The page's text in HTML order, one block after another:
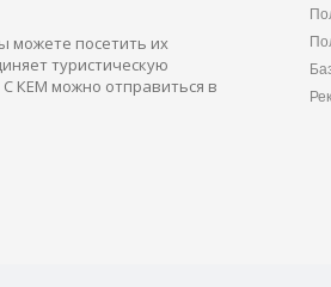
можете посетить их
туристическую
КЕМ можно отправиться в